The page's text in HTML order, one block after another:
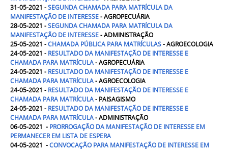
31-05-2021 -SEGUNDA CHAMADA PARA MATRÍCULA DA
MANIFESTAÇÃO DE INTERESSE- AGROPECUÁRIA
28-05-2021 -SEGUNDA CHAMADA PARA MATRÍCULA DA
MANIFESTAÇÃO DE INTERESSE- ADMINISTRAÇÃO
25-05-2021 -CHAMADA PÚBLICA PARA MATRÍCULAS- AGROECOLOGIA
24-05-2021 - RESULTADO DA MANIFESTAÇÃO DE INTERESSE E
CHAMADA PARA MATRÍCULA- AGROPECUÁRIA
24-05-2021 - RESULTADO DA MANIFESTAÇÃO DE INTERESSE E
CHAMADA PARA MATRÍCULA- AGROECOLOGIA
24-05-2021 - RESULTADO DA MANIFESTAÇÃO DE INTERESSE E
CHAMADA PARA MATRÍCULA- PAISAGISMO
24-05-2021 - RESULTADO DA MANIFESTAÇÃO DE INTERESSE E
CHAMADA PARA MATRÍCULA- ADMINISTRAÇÃO
06-05-2021 - PRORROGAÇÃO DA MANIFESTAÇÃO DE INTERESSE EM
PERMANECER EM LISTA DE ESPERA
04-05-2021 -CONVOCAÇÃO PARA MANIFESTAÇÃO DE INTERESSE EM